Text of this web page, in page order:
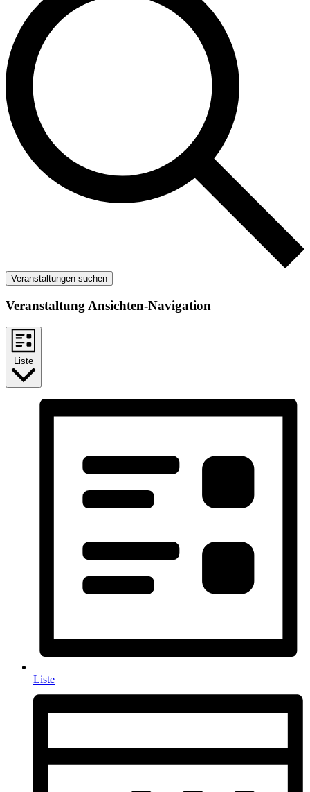
Veranstaltungen suchen
Veranstaltung Ansichten-Navigation
Liste
Liste